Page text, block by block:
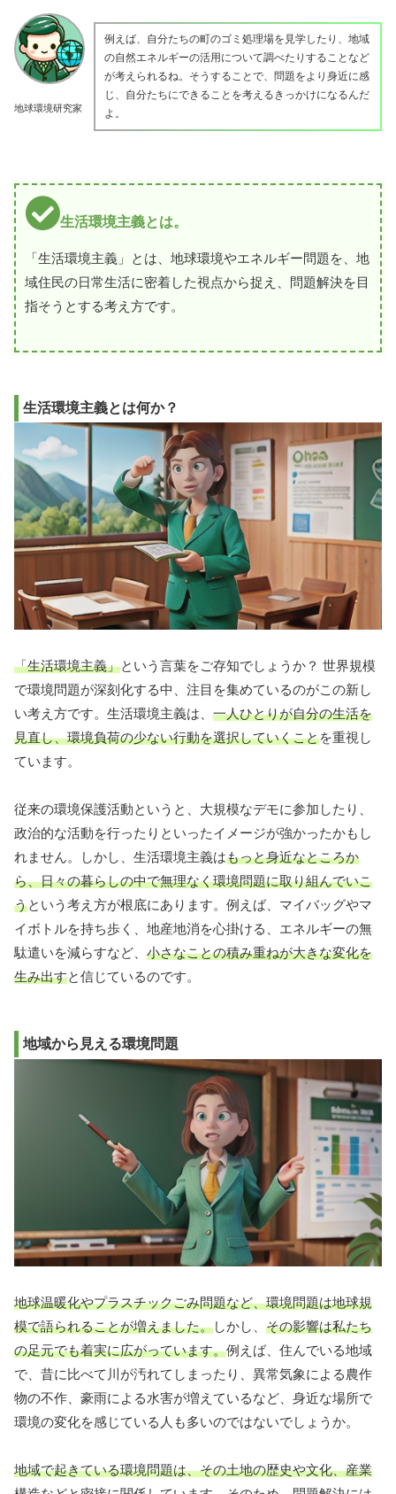
地球環境研究家
例えば、自分たちの町のゴミ処理場を見学したり、地域
の自然エネルギーの活用について調べたりすることなど
が考えられるね。そうすることで、問題をより身近に感
じ、自分たちにできることを考えるきっかけになるんだ
よ。
生活環境主義とは。
「生活環境主義」とは、地球環境やエネルギー問題を、地
域住民の日常生活に密着した視点から捉え、問題解決を目
指そうとする考え方です。
生活環境主義とは何か？
「生活環境主義」という言葉をご存知でしょうか？ 世界規模
で環境問題が深刻化する中、注目を集めているのがこの新し
い考え方です。生活環境主義は、 一人ひとりが自分の生活を
見直し、環境負荷の少ない行動を選択していくことを重視し
ています。
従来の環境保護活動というと、大規模なデモに参加したり、
政治的な活動を行ったりといったイメージが強かったかもし
れません。しかし、生活環境主義はもっと身近なところか
ら、日々の暮らしの中で無理なく環境問題に取り組んでいこ
うという考え方が根底にあります。例えば、マイバッグやマ
イボトルを持ち歩く、地産地消を心掛ける、エネルギーの無
駄遣いを減らすなど、 小さなことの積み重ねが大きな変化を
生み出すと信じているのです。
地域から見える環境問題
地球温暖化やプラスチックごみ問題など、環境問題は地球規
模で語られることが増えました。しかし、 その影響は私たち
の足元でも着実に広がっています。例えば、住んでいる地域
で、昔に比べて川が汚れてしまったり、異常気象による農作
物の不作、豪雨による水害が増えているなど、身近な場所で
環境の変化を感じている人も多いのではないでしょうか。
地域で起きている環境問題は、その土地の歴史や文化、産業